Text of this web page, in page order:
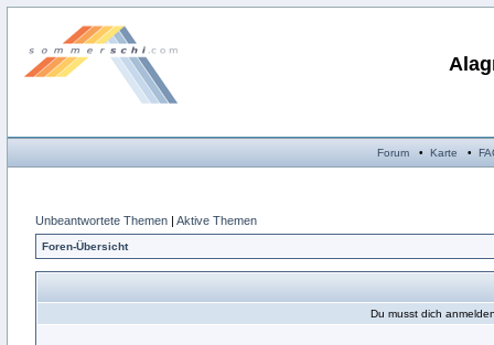
Forum• Karte •
Unbeantwortete Themen | Aktive Themen
Foren-Übersicht
Du musst dich